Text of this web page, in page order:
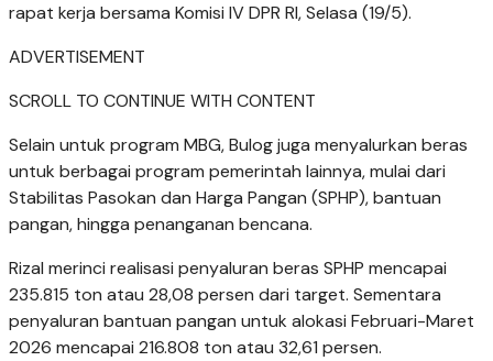
rapat kerja bersama Komisi IV DPR RI, Selasa (19/5).
ADVERTISEMENT
SCROLL TO CONTINUE WITH CONTENT
Selain untuk program MBG, Bulog juga menyalurkan beras
untuk berbagai program pemerintah lainnya, mulai dari
Stabilitas Pasokan dan Harga Pangan (SPHP), bantuan
pangan, hingga penanganan bencana.
Rizal merinci realisasi penyaluran beras SPHP mencapai
235.815 ton atau 28,08 persen dari target. Sementara
penyaluran bantuan pangan untuk alokasi Februari-Maret
2026 mencapai 216.808 ton atau 32,61 persen.